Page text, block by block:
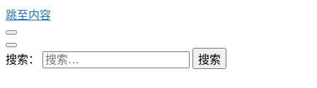
跳至内容
搜索：